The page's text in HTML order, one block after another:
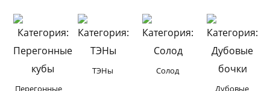
Перегонные
ТЭНы
Солод
Дубовые